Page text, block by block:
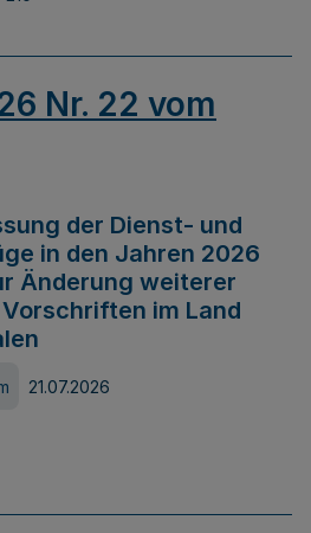
Nr. 22 vom
der Dienst- und
in den Jahren 2026
Änderung weiterer
im Land
21.07.2026